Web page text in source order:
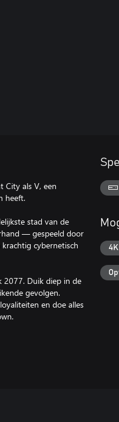
City als V, een
heeft.
stad van de
— gespeeld door
cybernetisch
2077. Duik diep in de
gevolgen.
en doe alles